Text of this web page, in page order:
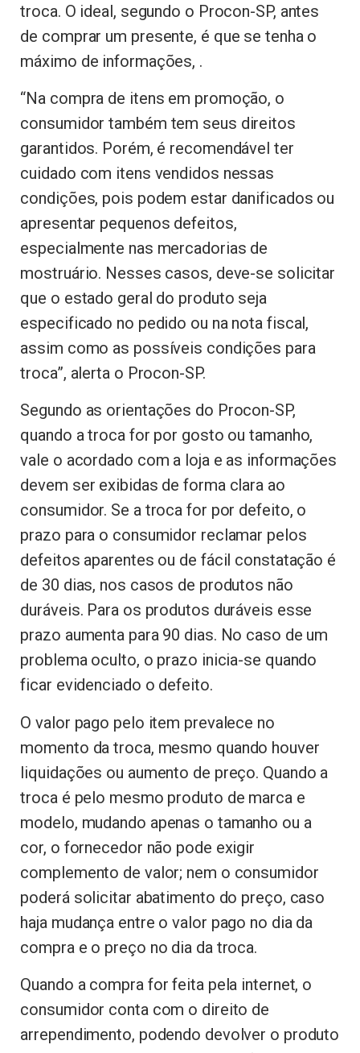
troca. O ideal, segundo o Procon-SP, antes
de comprar um presente, é que se tenha o
máximo de informações, .
“Na compra de itens em promoção, o
consumidor também tem seus direitos
garantidos. Porém, é recomendável ter
cuidado com itens vendidos nessas
condições, pois podem estar danificados ou
apresentar pequenos defeitos,
especialmente nas mercadorias de
mostruário. Nesses casos, deve-se solicitar
que o estado geral do produto seja
especificado no pedido ou na nota fiscal,
assim como as possíveis condições para
troca”, alerta o Procon-SP.
Segundo as orientações do Procon-SP,
quando a troca for por gosto ou tamanho,
vale o acordado com a loja e as informações
devem ser exibidas de forma clara ao
consumidor. Se a troca for por defeito, o
prazo para o consumidor reclamar pelos
defeitos aparentes ou de fácil constatação é
de 30 dias, nos casos de produtos não
duráveis. Para os produtos duráveis esse
prazo aumenta para 90 dias. No caso de um
problema oculto, o prazo inicia-se quando
ficar evidenciado o defeito.
O valor pago pelo item prevalece no
momento da troca, mesmo quando houver
liquidações ou aumento de preço. Quando a
troca é pelo mesmo produto de marca e
modelo, mudando apenas o tamanho ou a
cor, o fornecedor não pode exigir
complemento de valor; nem o consumidor
poderá solicitar abatimento do preço, caso
haja mudança entre o valor pago no dia da
compra e o preço no dia da troca.
Quando a compra for feita pela internet, o
consumidor conta com o direito de
arrependimento, podendo devolver o produto